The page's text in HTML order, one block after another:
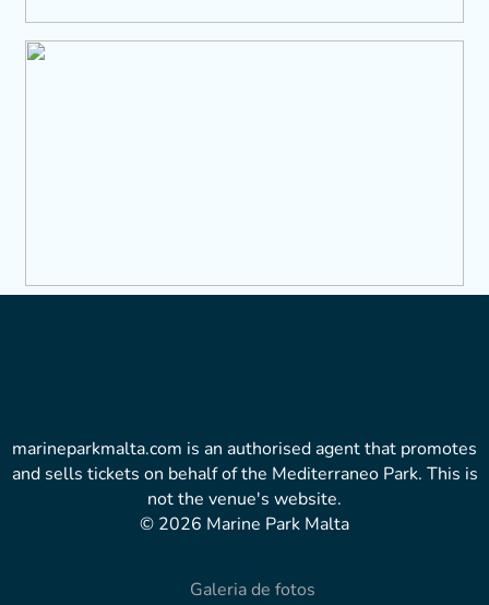
marineparkmalta.com is an authorised agent that promotes
and sells tickets on behalf of the Mediterraneo Park. This is
not the venue's website.
© 2026 Marine Park Malta
Galeria de fotos